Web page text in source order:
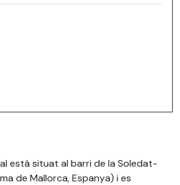
està situat al barri de la Soledat-
de Mallorca, Espanya) i es